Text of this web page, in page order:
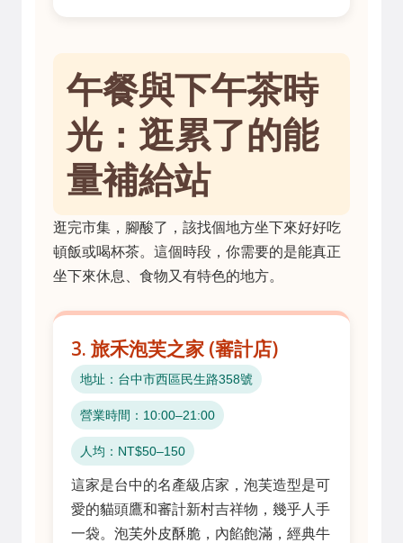
午餐與下午茶時
光：逛累了的能
量補給站
逛完市集，腳酸了，該找個地方坐下來好好吃
頓飯或喝杯茶。這個時段，你需要的是能真正
坐下來休息、食物又有特色的地方。
3. 旅禾泡芙之家 (審計店)
地址：台中市西區民生路358號
營業時間：10:00–21:00
人均：NT$50–150
這家是台中的名產級店家，泡芙造型是可
愛的貓頭鷹和審計新村吉祥物，幾乎人手
一袋。泡芙外皮酥脆，內餡飽滿，經典牛